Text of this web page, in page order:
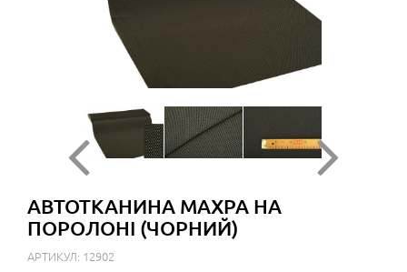
АВТОТКАНИНА МАХРА НА
ПОРОЛОНІ (ЧОРНИЙ)
АРТИКУЛ: 12902